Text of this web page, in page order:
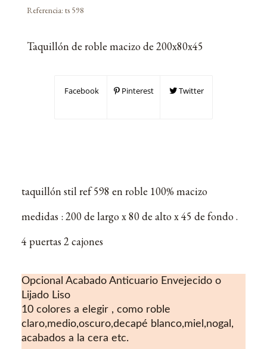
Referencia: ts 598
Taquillón de roble macizo de 200x80x45
Facebook Pinterest Twitter
taquillón stil ref 598 en roble 100% macizo
medidas : 200 de largo x 80 de alto x 45 de fondo .
4 puertas 2 cajones
Opcional Acabado Anticuario Envejecido o
Lijado Liso
10 colores a elegir , como roble
claro,medio,oscuro,decapé blanco,miel,nogal,
acabados a la cera etc.